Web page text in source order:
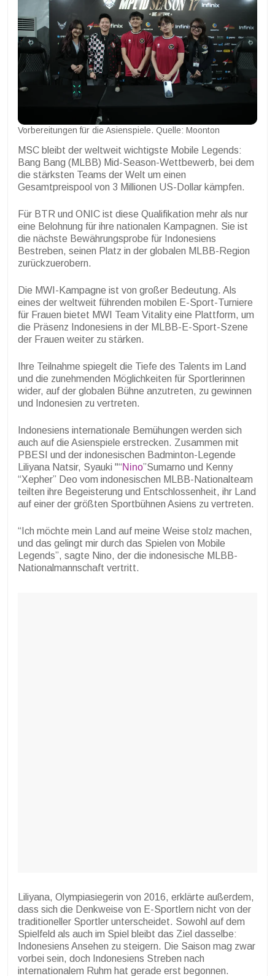
Vorbereitungen für die Asienspiele. Quelle: Moonton
MSC bleibt der weltweit wichtigste Mobile Legends:
Bang Bang (MLBB) Mid-Season-Wettbewerb, bei dem
die stärksten Teams der Welt um einen
Gesamtpreispool von 3 Millionen US-Dollar kämpfen.
Für BTR und ONIC ist diese Qualifikation mehr als nur
eine Belohnung für ihre nationalen Kampagnen. Sie ist
die nächste Bewährungsprobe für Indonesiens
Bestreben, seinen Platz in der globalen MLBB-Region
zurückzuerobern.
Die MWI-Kampagne ist von großer Bedeutung. Als
eines der weltweit führenden mobilen E-Sport-Turniere
für Frauen bietet MWI Team Vitality eine Plattform, um
die Präsenz Indonesiens in der MLBB-E-Sport-Szene
der Frauen weiter zu stärken.
Ihre Teilnahme spiegelt die Tiefe des Talents im Land
und die zunehmenden Möglichkeiten für Sportlerinnen
wider, auf der globalen Bühne anzutreten, zu gewinnen
und Indonesien zu vertreten.
Indonesiens internationale Bemühungen werden sich
auch auf die Asienspiele erstrecken. Zusammen mit
PBESI und der indonesischen Badminton-Legende
Liliyana Natsir, Syauki "“Nino”Sumarno und Kenny
“Xepher” Deo vom indonesischen MLBB-Nationalteam
teilten ihre Begeisterung und Entschlossenheit, ihr Land
auf einer der größten Sportbühnen Asiens zu vertreten.
“Ich möchte mein Land auf meine Weise stolz machen,
und das gelingt mir durch das Spielen von Mobile
Legends”, sagte Nino, der die indonesische MLBB-
Nationalmannschaft vertritt.
Liliyana, Olympiasiegerin von 2016, erklärte außerdem,
dass sich die Denkweise von E-Sportlern nicht von der
traditioneller Sportler unterscheidet. Sowohl auf dem
Spielfeld als auch im Spiel bleibt das Ziel dasselbe:
Indonesiens Ansehen zu steigern. Die Saison mag zwar
vorbei sein, doch Indonesiens Streben nach
internationalem Ruhm hat gerade erst begonnen.